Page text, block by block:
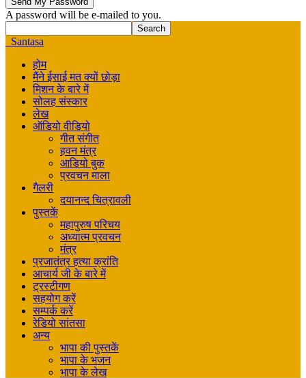
A password will be e-mailed to you.
Santasa
होम
मैंने ईसाई मत क्यों छोड़ा
मिशन के बारे में
सोलह संस्कार
लेख
ऑडियो वीडियो
गीत संगीत
हवन मंत्र
आडियो बुक
प्रवचन माला
गैलरी
दयानन्द चित्रावली
पुस्तकें
महापुरुष परिचय
अध्यात्म प्रवचन
मंत्र
प्रजातंत्र हत्या क्रांति
आचार्य जी के बारे में
ट्रस्टीगण
सहयोग करें
सम्पर्क करें
रेडियो सांतसा
अन्य
भापा की पुस्तकें
भापा के भजन
भापा के लेख